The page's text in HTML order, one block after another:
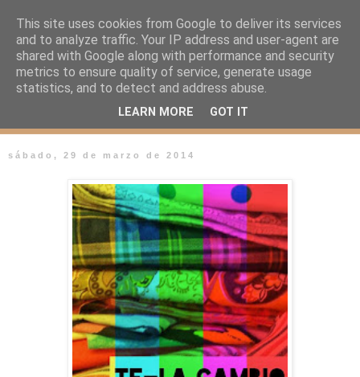
sábado, 29 de marzo de 2014
This site uses cookies from Google to deliver its services
and to analyze traffic. Your IP address and user-agent are
shared with Google along with performance and security
metrics to ensure quality of service, generate usage
statistics, and to detect and address abuse.
LEARN MORE GOT IT